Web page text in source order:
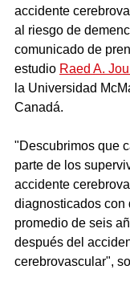
accidente
al riesgo de
comunicado de
estudio Raed A.
la Universidad
Canadá.
"Descubrimos que
parte de los
accidente
diagnosticados con
promedio de seis
después del
cerebrovascular",